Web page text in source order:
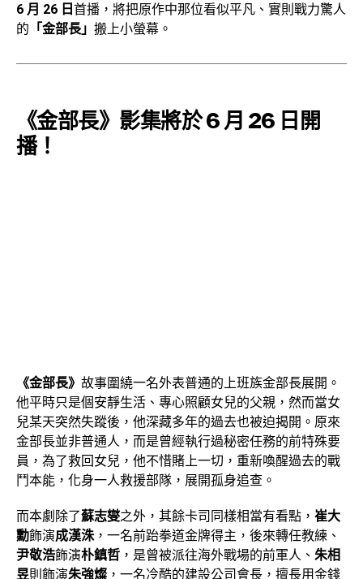
6 月 26 日 首播，將把原作中那位看似平凡、實則戰力驚人
的 「金部長」 搬上小螢幕。
《金部長》 影集將於 6 月 26 日開
播！
https://www.youtube.com/watch?v=yCvIqRRSzhY
《金部長》 故事圍繞一名外表普通的上班族金部長展開。
他平時只是個安靜生活、專心照顧女兒的父親，然而當女
兒某天突然失蹤後，他深藏多年的過去也被迫揭開。原來
金部長並非普通人，而是曾經執行過秘密任務的前特殊要
員，為了救回女兒，他不惜賭上一切，重新喚醒過去的戰
鬥本能，化身一人救援部隊，展開孤身追查。
而本劇除了蘇志燮之外，其餘卡司同樣相當有看點， 崔大
勳飾演成漢洙，一名前跆拳道金牌得主，後來轉任教練、
尹敬浩飾演朴鎮哲 ，是曾被派往海外戰場的前軍人、 朱相
昱則飾演朱強燦 ，一名冷酷的建設公司會長，擅長用金錢